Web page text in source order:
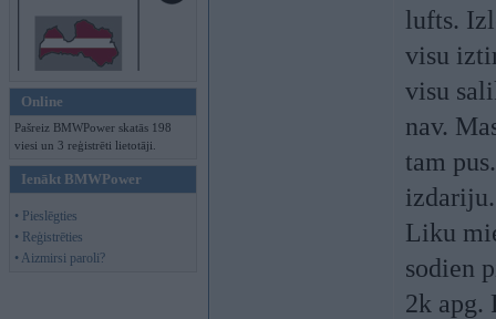
Online
Pašreiz BMWPower skatās 198
viesi un 3 reģistrēti lietotāji.
Ienākt BMWPower
• Pieslēgties
• Reģistrēties
• Aizmirsi paroli?
lufts.
visu
visu
nav.
tam
Liku
sodien
2k apg.